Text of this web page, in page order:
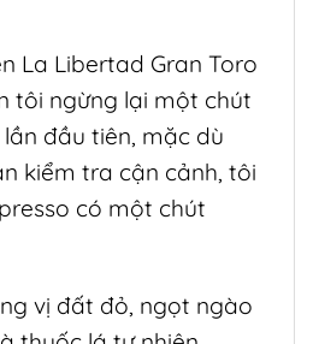
La Libertad Gran Toro
tôi ngừng lại một chút
đầu tiên, mặc dù
kiểm tra cận cảnh, tôi
có một chút
vị đất đỏ, ngọt ngào